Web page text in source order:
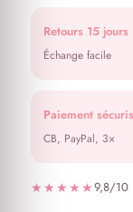
★★★★★9,8/10
Retours 15 jours
Échange facile
Paiement
CB, PayPal, 3×